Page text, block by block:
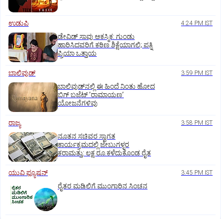
ಉಡುಪಿ 4:24 PM IST
ಡೇವಿಡ್ ಸಾವು ಆಕಸ್ಮಿಕ: ಗುಂಡು
ಹಾರಿಸಿದವರಿಗೆ ಕಠಿಣ ಶಿಕ್ಷೆಯಾಗಲಿ; ಪತ್ನಿ
ಪ್ರಿಯಾ ಒತ್ತಾಯ
ಬಾಲಿವುಡ್‌ 3:59 PM IST
ಬಾಲಿವುಡ್‌ನಲ್ಲಿ ಈ ಹಿಂದೆ ನಿಂತು ಹೋದ
ಬಿಗ್‌ ಬಜೆಟ್ ʼರಾಮಾಯಣʼ‌
ಯೋಜನೆಗಳಿವು
ರಾಜ್ಯ 3:58 PM IST
ನೂತನ ಸಚಿವರ ಸ್ವಾಗತ
ಕಾರ್ಯಕ್ರಮದಲ್ಲಿ ಜೇಬುಗಳ್ಳರ
ಕರಾಮತ್ತು: ಲಕ್ಷ ರೂ.ಕಳೆದುಕೊಂಡ ರೈತ
ಯುವಿ ಫ್ಯೂಷನ್ 3:45 PM IST
ರೈತರ ಮಡಿಲಿಗೆ ಮುಂಗಾರಿನ ಸಿಂಚನ